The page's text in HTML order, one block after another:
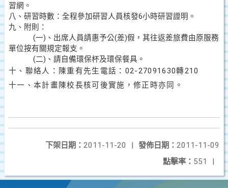
習網 。
八、研習時數：全程參加研習人員核發6小時研習證明。
九、附則：
(一) 、出席人員請惠予公(差)假，其往返差旅費由原服務
單位按有關規定報支。
(二) 、請自備環保杯及環保餐具。
十、聯絡人：陳重有先生 電話： 02-27091630轉210
十一、本計畫陳校長核可後實施，修正時亦同。
發佈日期： 2011-11-09
下架日期： 2011-11-20
|
點擊率： 551 |